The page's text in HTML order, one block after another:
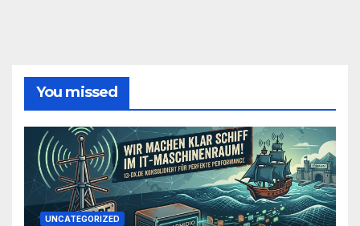
You missed
UNCATEGORIZED